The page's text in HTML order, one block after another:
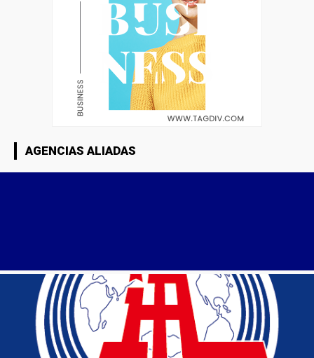
AGENCIAS ALIADAS